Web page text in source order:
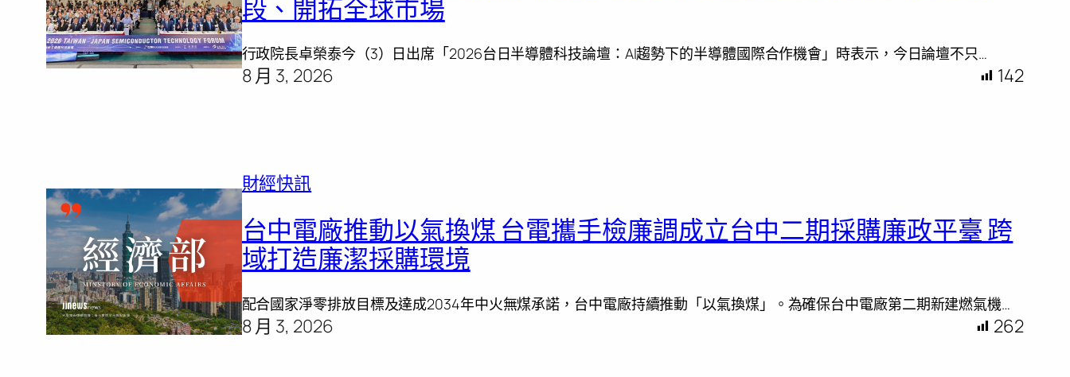
段、開拓全球市場
行政院長卓榮泰今（3）日出席「2026台日半導體科技論壇：AI趨勢下的半導體國際合作機會」時表示，今日論壇不只…
8 月 3, 2026 142
財經快訊
台中電廠推動以氣換煤 台電攜手檢廉調成立台中二期採購廉政平臺 跨
域打造廉潔採購環境
配合國家淨零排放目標及達成2034年中火無煤承諾，台中電廠持續推動「以氣換煤」。為確保台中電廠第二期新建燃氣機…
8 月 3, 2026 262